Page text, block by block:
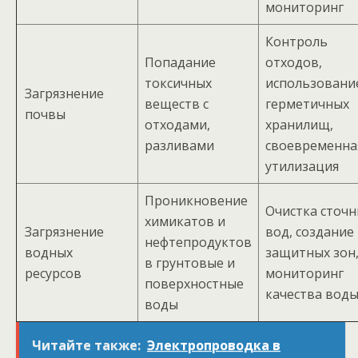
мониторинг
Загрязнение
почвы
Попадание
токсичных
веществ с
отходами,
разливами
Контроль
отходов,
герметичных
хранилищ,
утилизация
Загрязнение
водных
ресурсов
Проникновение
химикатов и
нефтепродуктов
в грунтовые и
поверхностные
воды
Очистка
вод, создание
защитных зон,
мониторинг
качества воды
Читайте также: Электропроводка в